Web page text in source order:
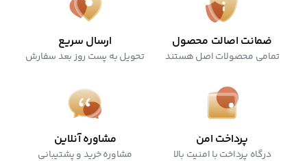
ضمانت اصالت محصول
تمامی محصولات اصل هستند
ارسال سریع
تحویل به پست روز بعد سفارش
پرداخت امن
درگاه پرداخت با امنیت بالا
مشاوره آنلاین
مشاوره خرید و پشتیبانی